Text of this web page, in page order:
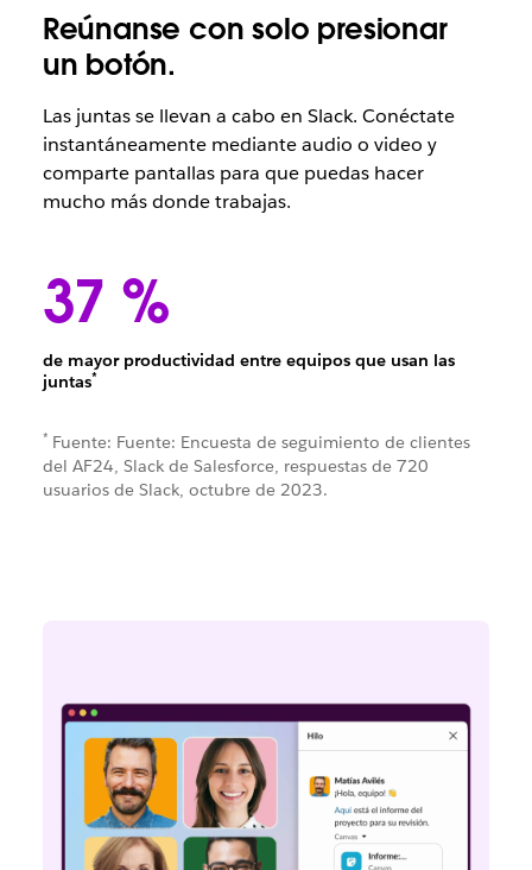
Reúnanse con solo presionar
un botón.
Las juntas se llevan a cabo en Slack. Conéctate
instantáneamente mediante audio o video y
comparte pantallas para que puedas hacer
mucho más donde trabajas.
37 %
de mayor productividad entre equipos que usan las
juntas*
* Fuente: Fuente: Encuesta de seguimiento de clientes
del AF24, Slack de Salesforce, respuestas de 720
usuarios de Slack, octubre de 2023.